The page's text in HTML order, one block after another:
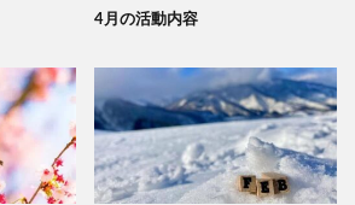
4月の活動内容